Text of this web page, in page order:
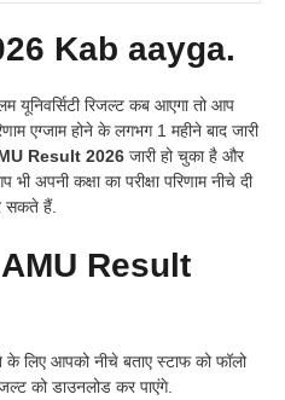
Kab aayga.
यूनिवर्सिटी रिजल्ट कब आएगा तो आप
एग्जाम होने के लगभग 1 महीने बाद जारी
Result 2026 जारी हो चुका है और
अपनी कक्षा का परीक्षा परिणाम नीचे दी
सकते हैं.
Result
के लिए आपको नीचे बताए स्टाफ को फॉलो
को डाउनलोड कर पाएंगे.